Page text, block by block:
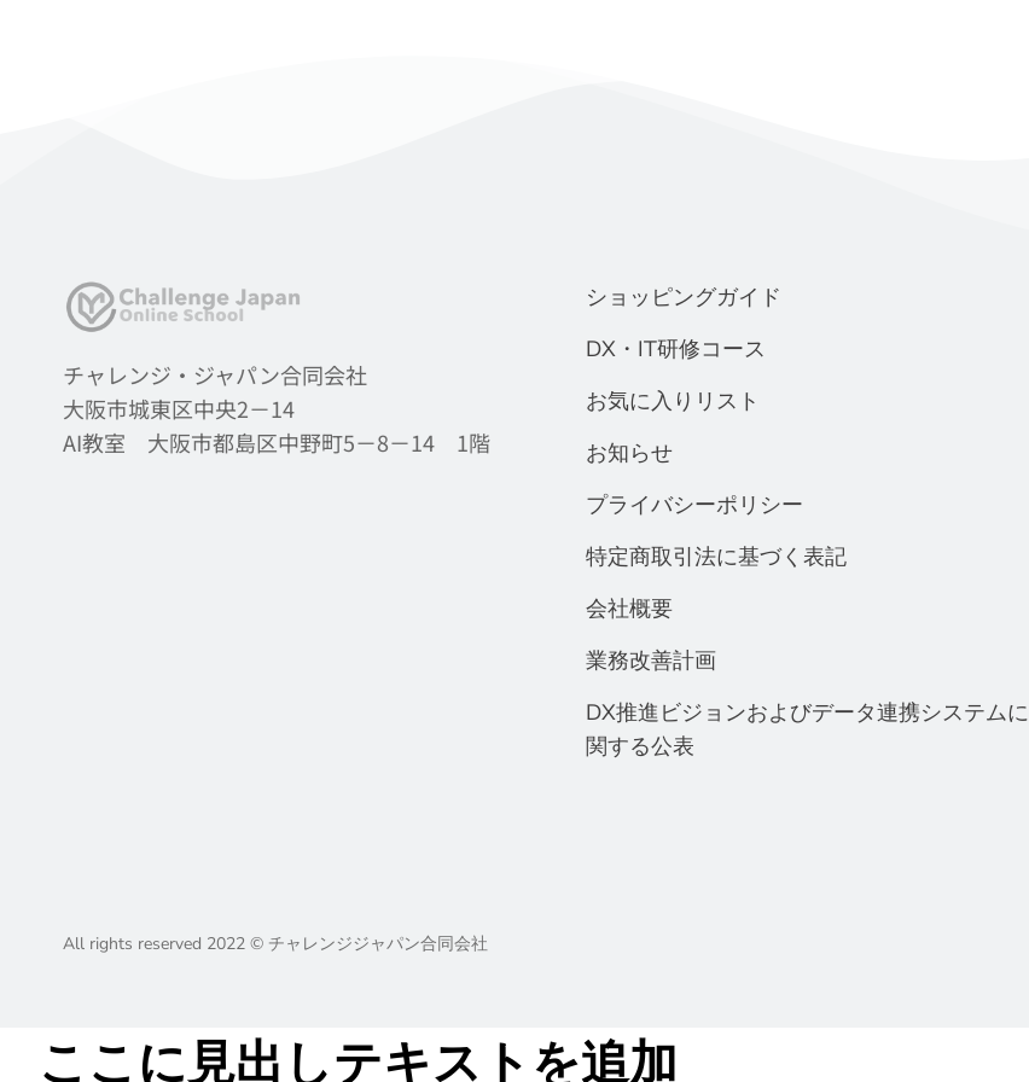
チャレンジ・ジャパン合同会社
大阪市城東区中央2－14
AI教室 大阪市都島区中野町5－8－14 1階
ショッピングガイド
DX・IT研修コース
お気に入りリスト
お知らせ
プライバシーポリシー
特定商取引法に基づく表記
会社概要
業務改善計画
DX推進ビジョンおよびデータ連携システムに
関する公表
All rights reserved 2022 © チャレンジジャパン合同会社
ここに見出しテキストを追加